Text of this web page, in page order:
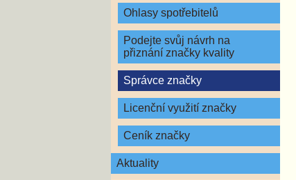
Ohlasy spotřebitelů
Podejte svůj návrh na
přiznání značky kvality
Správce značky
Licenční využití značky
Ceník značky
Aktuality